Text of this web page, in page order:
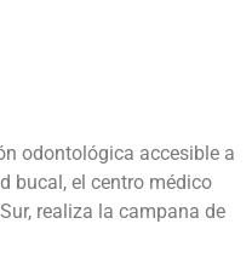
odontológica accesible a
bucal, el centro médico
realiza la campana de